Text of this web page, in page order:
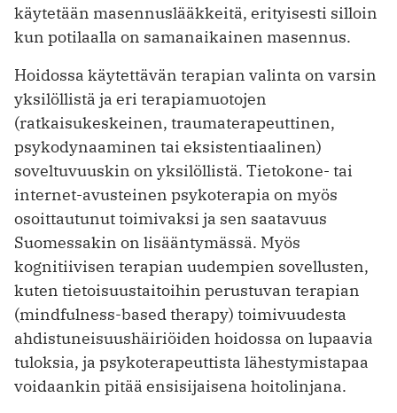
käytetään masennuslääkkeitä, erityisesti silloin
kun potilaalla on samanaikainen masennus.
Hoidossa käytettävän terapian valinta on varsin
yksilöllistä ja eri terapiamuotojen
(ratkaisukeskeinen, traumaterapeuttinen,
psykodynaaminen tai eksistentiaalinen)
soveltuvuuskin on yksilöllistä. Tietokone- tai
internet-avusteinen psykoterapia on myös
osoittautunut toimivaksi ja sen saatavuus
Suomessakin on lisääntymässä. Myös
kognitiivisen terapian uudempien sovellusten,
kuten tietoisuustaitoihin perustuvan terapian
(mindfulness-based therapy) toimivuudesta
ahdistuneisuushäiriöiden hoidossa on lupaavia
tuloksia, ja psykoterapeuttista lähestymistapaa
voidaankin pitää ensisijaisena hoitolinjana.